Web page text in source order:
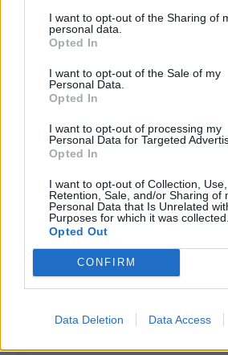
I want to opt-out of the Sharing of
personal data.
Opted In
I want to opt-out of the Sale of my
Personal Data.
Opted In
I want to opt-out of processing my
Personal Data for Targeted
Opted In
I want to opt-out of Collection, Use,
Retention, Sale, and/or Sharing of
Personal Data that Is Unrelated
Purposes for which it was collected.
Opted Out
CONFIRM
Data Deletion Data Access
Scarica riepilogo
stagionale
Giornata
-FRI